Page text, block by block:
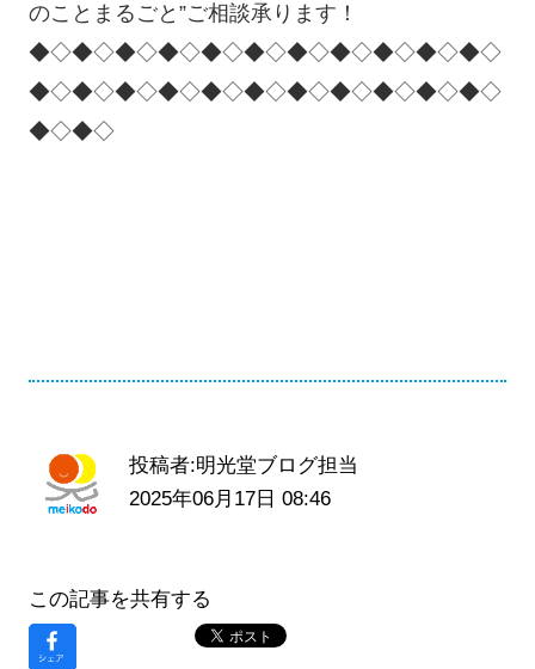
のことまるごと”ご相談承ります！
◆◇◆◇◆◇◆◇◆◇◆◇◆◇◆◇◆◇◆◇◆◇
◆◇◆◇◆◇◆◇◆◇◆◇◆◇◆◇◆◇◆◇◆◇
◆◇◆◇
投稿者:明光堂ブログ担当
2025年06月17日 08:46
この記事を共有する